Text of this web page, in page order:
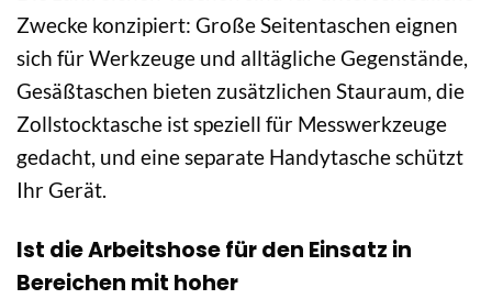
Zwecke konzipiert: Große Seitentaschen eignen
sich für Werkzeuge und alltägliche Gegenstände,
Gesäßtaschen bieten zusätzlichen Stauraum, die
Zollstocktasche ist speziell für Messwerkzeuge
gedacht, und eine separate Handytasche schützt
Ihr Gerät.
Ist die Arbeitshose für den Einsatz in
Bereichen mit hoher